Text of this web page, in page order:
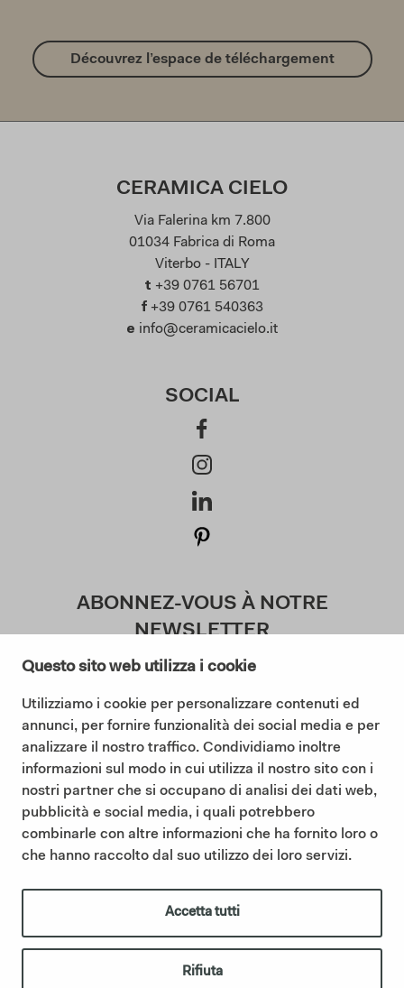
Questo sito web utilizza i cookie
Utilizziamo i cookie per personalizzare contenuti ed
annunci, per fornire funzionalità dei social media e per
analizzare il nostro traffico. Condividiamo inoltre
informazioni sul modo in cui utilizza il nostro sito con i
nostri partner che si occupano di analisi dei dati web,
pubblicità e social media, i quali potrebbero
combinarle con altre informazioni che ha fornito loro o
che hanno raccolto dal suo utilizzo dei loro servizi.
Accetta tutti
Rifiuta
Découvrez l’espace de téléchargement
CERAMICA CIELO
Via Falerina km 7.800
01034 Fabrica di Roma
Viterbo - ITALY
t +39 0761 56701
f +39 0761 540363
e info@ceramicacielo.it
SOCIAL
ABONNEZ-VOUS À NOTRE
NEWSLETTER
J'accepte la politique de confidentialité (
Lisez notre politique de confidentialité)
©2025 Ceramica Cielo |Cookie policy|Privacy policy|Code d
IT01622510566 | Ceramica Cielo fait partie du Groupe Mittel via sa
consolide sa présence dans le secteur de l’ameublement de salle de
italianbathroomdesign.com